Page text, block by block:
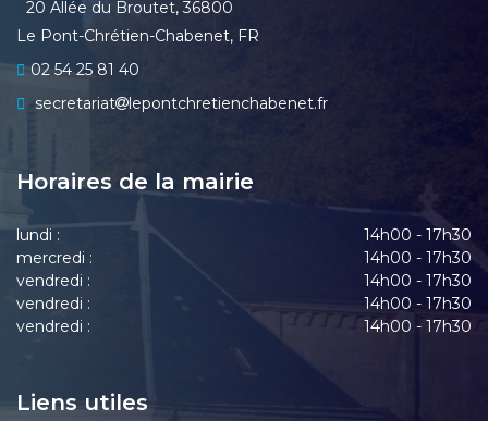
20 Allée du Broutet, 36800
Le Pont-Chrétien-Chabenet, FR
02 54 25 81 40
secretariat
lepontchretienchabenet.fr
Horaires de la mairie
lundi :
14h00 - 17h30
mercredi :
14h00 - 17h30
vendredi :
14h00 - 17h30
vendredi :
14h00 - 17h30
vendredi :
14h00 - 17h30
Liens utiles